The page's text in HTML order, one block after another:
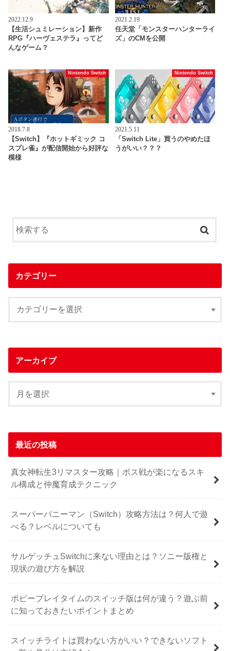
2022.12.9
【生活シュミレーション】新作
RPG『ハーヴェステラ』ってど
んなゲーム？
2021.2.19
任天堂「モンスターハンターライ
ズ」のCMを公開
Nintendo Switch
2018.7.8
【Switch】『ホットギミック コ
スプレ雀』が配信開始から好評な
模様
Nintendo Switch
2021.5.11
「Switch Lite」買うのやめたほ
うがいい？？？
カテゴリー
アーカイブ
最近の投稿
真女神転生3リマスター攻略｜ボス戦が楽になるスキ
ル構成と仲魔育成テクニック
スーパーバニーマン（Switch）攻略方法は？何人で遊
べる？レベルについても
サルゲッチュSwitchに来ない理由とは？ソニー版権と
現状の遊び方を解説
ポピープレイタイムのスイッチ版は何が違う？遊ぶ前
に知っておきたいポイントまとめ
スイッチライトは買わない方がいい？できないソフト